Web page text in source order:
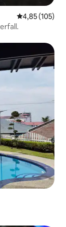
Prosječna
4,85 (105)